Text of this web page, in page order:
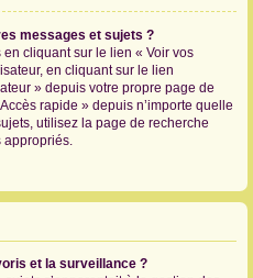
messages et sujets ?
cliquant sur le lien « Voir vos
en cliquant sur le lien
» depuis votre propre page de
rapide » depuis n’importe quelle
utilisez la page de recherche
appropriés.
et la surveillance ?